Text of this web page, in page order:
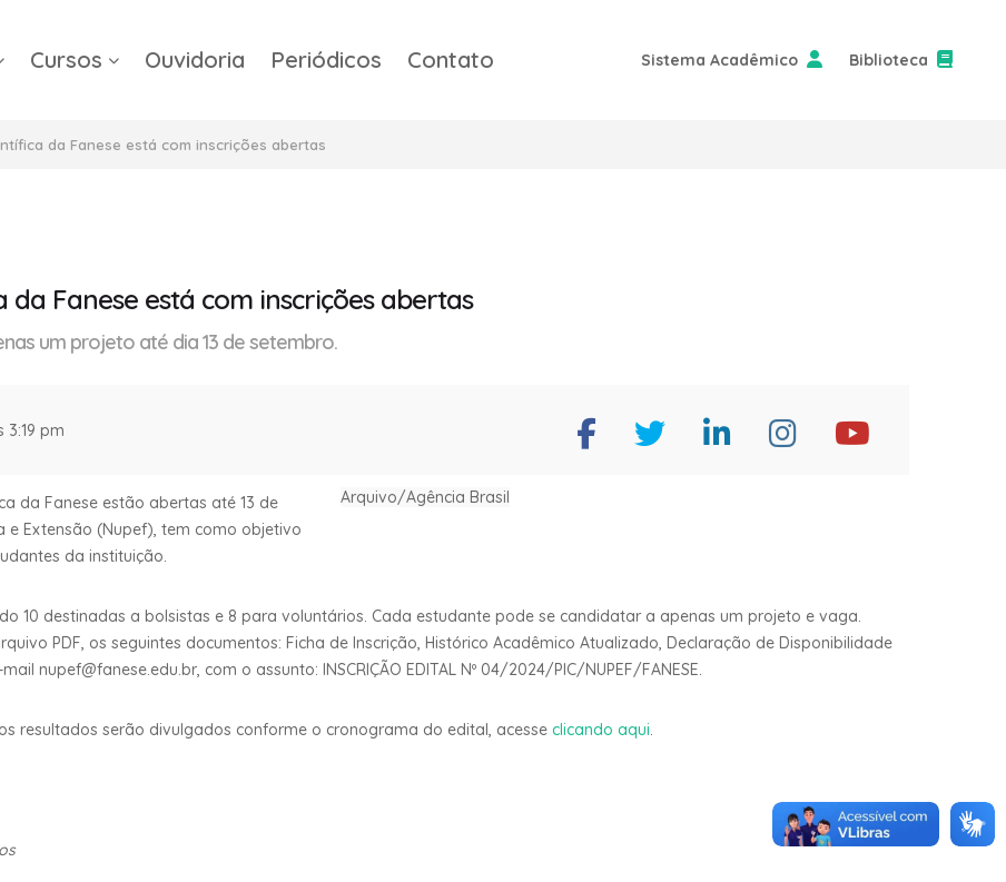
Cursos Ouvidoria Periódicos Contato Sistema Acadêmico Biblioteca
da Fanese está com inscrições abertas
Fanese está com inscrições abertas
um projeto até dia 13 de setembro.
pm
Arquivo/Agência Brasil
da Fanese estão abertas até 13 de
e Extensão (Nupef), tem como objetivo
da instituição.
10 destinadas a bolsistas e 8 para voluntários. Cada estudante pode se candidatar a apenas um projeto e vaga.
PDF, os seguintes documentos: Ficha de Inscrição, Histórico Acadêmico Atualizado, Declaração de Disponibilidade
nupef@fanese.edu.br, com o assunto: INSCRIÇÃO EDITAL Nº 04/2024/PIC/NUPEF/FANESE.
resultados serão divulgados conforme o cronograma do edital, acesse clicando aqui.